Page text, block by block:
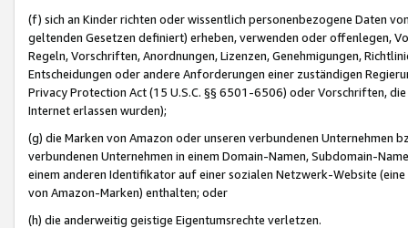
(f) sich an Kinder richten oder wissentlich personenbezogene Daten
geltenden Gesetzen definiert) erheben, verwenden oder offenlegen,
Regeln, Vorschriften, Anordnungen, Lizenzen, Genehmigungen,
Entscheidungen oder andere Anforderungen einer zuständigen
Privacy Protection Act (15 U.S.C. §§ 6501-6506) oder Vorschriften,
Internet erlassen wurden);
(g) die Marken von Amazon oder unseren verbundenen Unternehmen
verbundenen Unternehmen in einem Domain-Namen, Subdomain-
einem anderen Identifikator auf einer sozialen Netzwerk-Website
von Amazon-Marken) enthalten; oder
(h) die anderweitig geistige Eigentumsrechte verletzen.